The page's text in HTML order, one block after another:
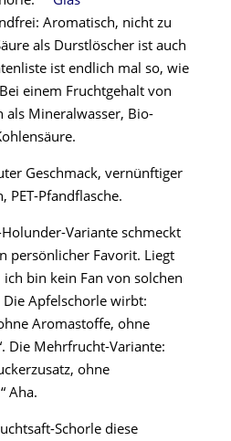
Aromatisch, nicht zu
als Durstlöscher ist auch
ist endlich mal so, wie
einem Fruchtgehalt von
Mineralwasser, Bio-
Geschmack, vernünftiger
PET-Pfandflasche.
Variante schmeckt
persönlicher Favorit. Liegt
bin kein Fan von solchen
Apfelschorle wirbt:
Aromastoffe, ohne
Die Mehrfrucht-Variante:
ohne
Aha.
Schorle diese